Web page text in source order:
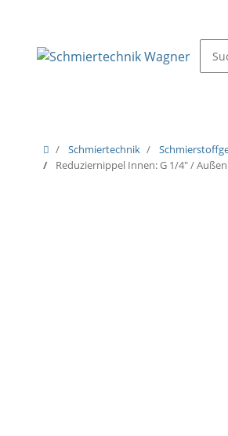
Schmiertechnik
Reduziernippel Innen: G 1/4" /